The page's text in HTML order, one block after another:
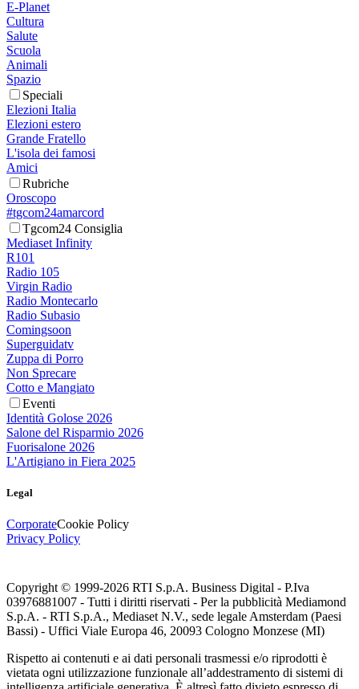
E-Planet
Cultura
Salute
Scuola
Animali
Spazio
Speciali
Elezioni Italia
Elezioni estero
Grande Fratello
L'isola dei famosi
Amici
Rubriche
Oroscopo
#tgcom24amarcord
Tgcom24 Consiglia
Mediaset Infinity
R101
Radio 105
Virgin Radio
Radio Montecarlo
Radio Subasio
Comingsoon
Superguidatv
Zuppa di Porro
Non Sprecare
Cotto e Mangiato
Eventi
Identità Golose 2026
Salone del Risparmio 2026
Fuorisalone 2026
L'Artigiano in Fiera 2025
Legal
CorporateCookie Policy
Privacy Policy
Copyright © 1999-2026 RTI S.p.A. Business Digital - P.Iva
03976881007 - Tutti i diritti riservati - Per la pubblicità Mediamond
S.p.A. - RTI S.p.A., Mediaset N.V., sede legale Amsterdam (Paesi
Bassi) - Uffici Viale Europa 46, 20093 Cologno Monzese (MI)
Rispetto ai contenuti e ai dati personali trasmessi e/o riprodotti è
vietata ogni utilizzazione funzionale all’addestramento di sistemi di